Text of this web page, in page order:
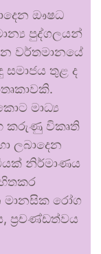
ඖෂධ
පුද්ගලයන්
වර්තමානයේ
තුළ ද
මාධ්‍ය
කරුණු විකෘති
ලබාදෙන
නිර්මාණය
මානසික රෝග
ප්‍රචණ්ඩත්වය